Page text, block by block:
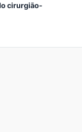
cirurgião-